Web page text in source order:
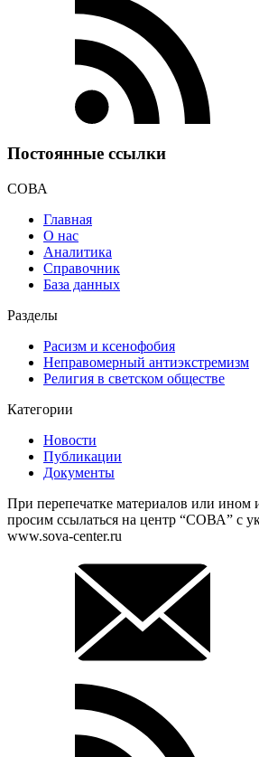
Постоянные ссылки
СОВА
Главная
О нас
Аналитика
Справочник
База данных
Разделы
Расизм и ксенофобия
Неправомерный антиэкстремизм
Религия в светском обществе
Категории
Новости
Публикации
Документы
При перепечатке материалов или ином
просим ссылаться на центр “СОВА” с
www.sova-center.ru